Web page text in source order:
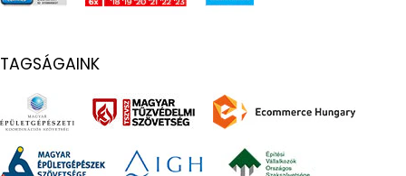
TAGSÁGAINK